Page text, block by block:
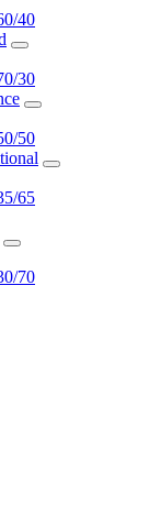
40
30
50
65
70